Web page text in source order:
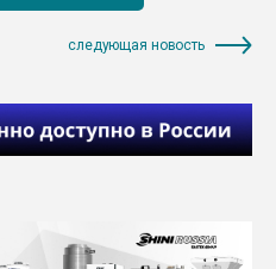
следующая новость